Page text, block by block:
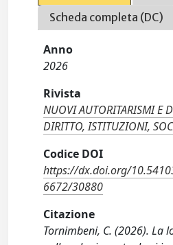
Scheda completa (DC)
Anno
2026
Rivista
NUOVI AUTORITARISMI E
DIRITTO, ISTITUZIONI,
Codice DOI
https://dx.doi.org/
6672/30880
Citazione
Tornimbeni, C. (2026). La